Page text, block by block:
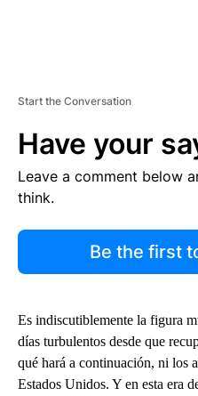
Start the Conversation
Have your
Leave a comment below
think.
Be the first
Es indiscutiblemente la figura
días turbulentos desde que
qué hará a continuación, ni los
Estados Unidos. Y en esta era